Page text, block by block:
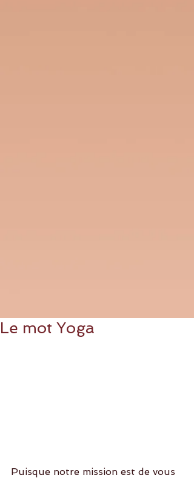
Le mot Yoga
Puisque notre mission est de vous